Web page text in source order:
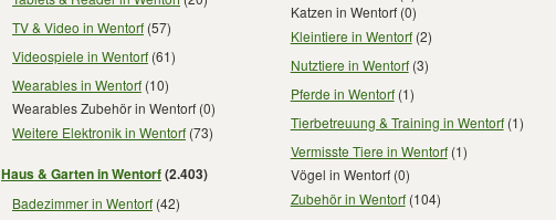
TV & Video in Wentorf (57)
Videospiele in Wentorf (61)
Wearables in Wentorf (10)
Wearables Zubehör in Wentorf (0)
Weitere Elektronik in Wentorf (73)
Haus & Garten in Wentorf(2.403)
Badezimmer in Wentorf (42)
Katzen in Wentorf(0)
Kleintiere in Wentorf(2)
Nutztiere in Wentorf(3)
Pferde in Wentorf(1)
Tierbetreuung & Training in Wentorf(1)
Vermisste Tiere in Wentorf(1)
Vögel in Wentorf(0)
Zubehör in Wentorf(104)